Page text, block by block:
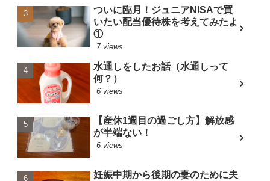
ついに臨月！ジュニアNISAで買
いたい配当優待株を考えてみたよ
①
7 views
水通しをしたお話（水通しって
何？）
6 views
【産休1週目の過ごし方】解放感
が半端ない！
6 views
妊娠中期から後期の妻のために夫